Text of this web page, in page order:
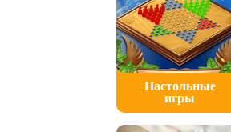
Настольные
игры